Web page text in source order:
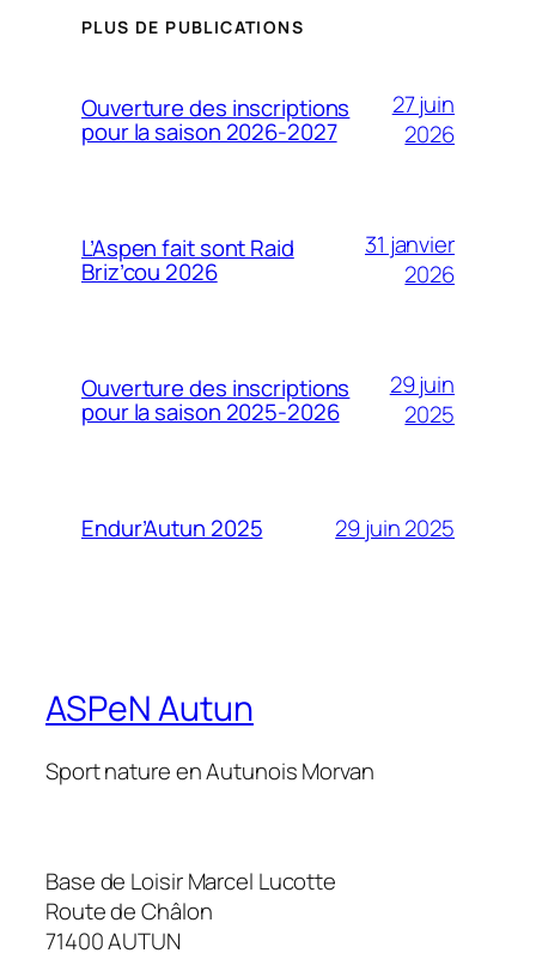
PLUS DE PUBLICATIONS
Ouverture des inscriptions
pour la saison 2026-2027
27 juin
2026
L’Aspen fait sont Raid
Briz’cou 2026
31 janvier
2026
Ouverture des inscriptions
pour la saison 2025-2026
29 juin
2025
Endur’Autun 2025 29 juin 2025
ASPeN Autun
Sport nature en Autunois Morvan
Base de Loisir Marcel Lucotte
Route de Châlon
71400 AUTUN